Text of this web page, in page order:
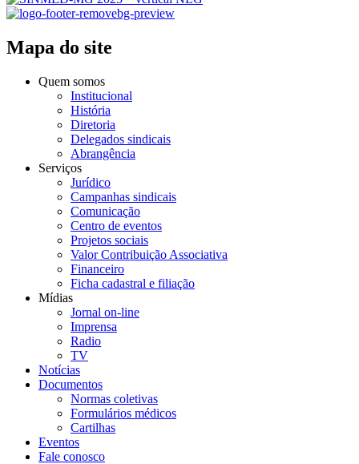
Mapa do site
Quem somos
Institucional
História
Diretoria
Delegados sindicais
Abrangência
Serviços
Jurídico
Campanhas sindicais
Comunicação
Centro de eventos
Projetos sociais
Valor Contribuição Associativa
Financeiro
Ficha cadastral e filiação
Mídias
Jornal on-line
Imprensa
Radio
TV
Notícias
Documentos
Normas coletivas
Formulários médicos
Cartilhas
Eventos
Fale conosco